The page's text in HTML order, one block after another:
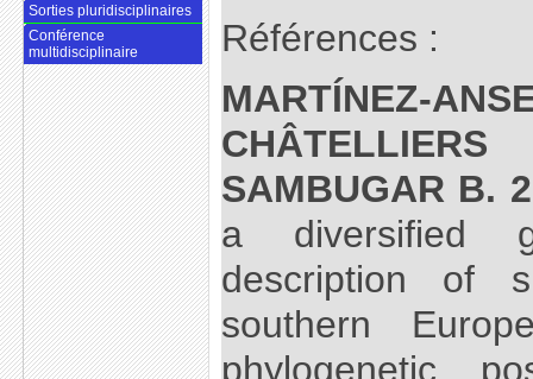
Références :
MARTÍNEZ-
SAMBUGAR B.
a diversified
description of
southern
phylogenetic
Sorties pluridisciplinaires
Conférence
multidisciplinaire